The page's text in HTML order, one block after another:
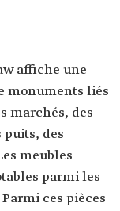
affiche une
monuments liés
marchés, des
puits, des
meubles
parmi les
ces pièces